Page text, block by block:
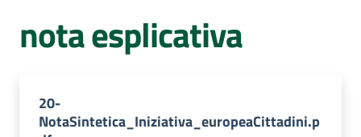
Rete
nota esplicativa
20-
NotaSintetica_Iniziativa_europeaCittadini.p